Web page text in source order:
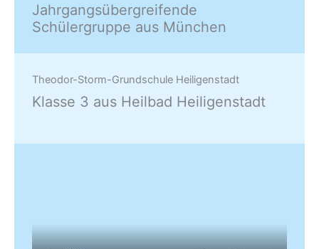
Jahrgangsübergreifende
Schülergruppe aus München
Theodor-Storm-Grundschule Heiligenstadt
Klasse 3 aus Heilbad Heiligenstadt